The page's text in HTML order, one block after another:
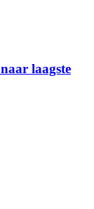
laagste